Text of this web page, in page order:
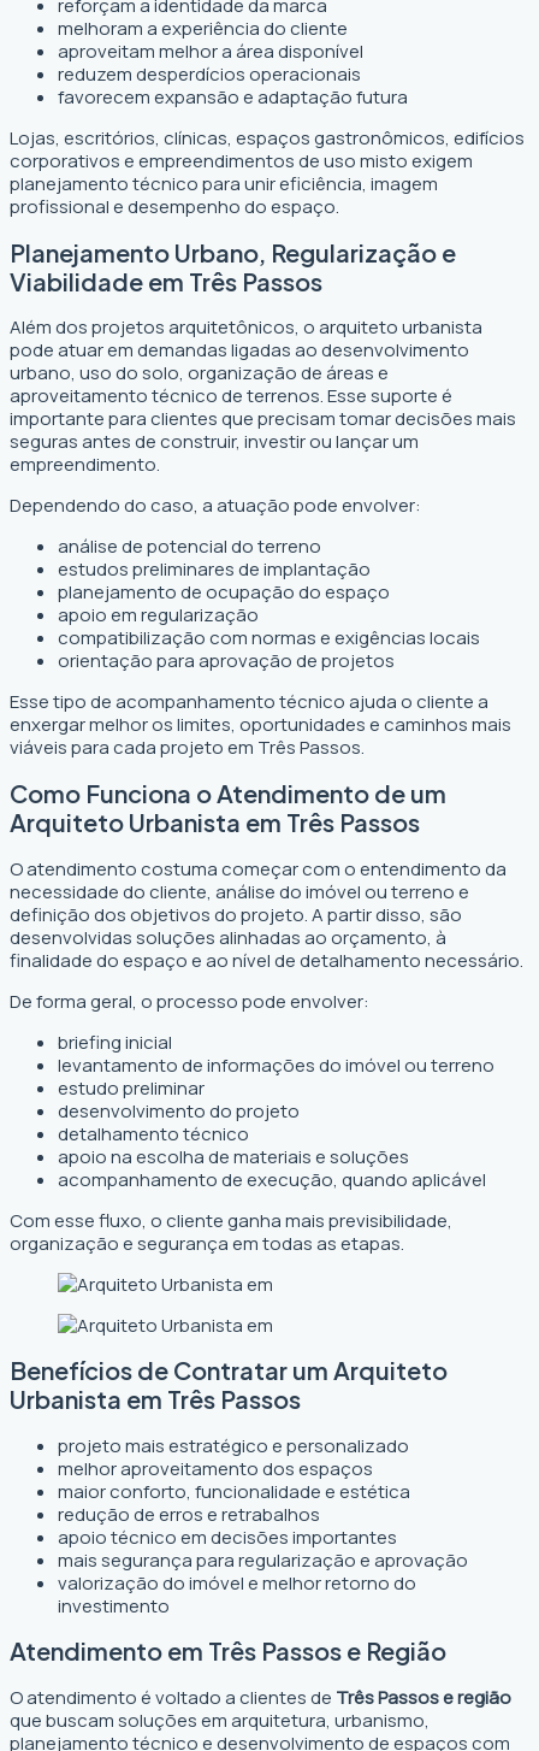
reforçam a identidade da marca
melhoram a experiência do cliente
aproveitam melhor a área disponível
reduzem desperdícios operacionais
favorecem expansão e adaptação futura
Lojas, escritórios, clínicas, espaços gastronômicos, edifícios
corporativos e empreendimentos de uso misto exigem
planejamento técnico para unir eficiência, imagem
profissional e desempenho do espaço.
Planejamento Urbano, Regularização e
Viabilidade em Três Passos
Além dos projetos arquitetônicos, o arquiteto urbanista
pode atuar em demandas ligadas ao desenvolvimento
urbano, uso do solo, organização de áreas e
aproveitamento técnico de terrenos. Esse suporte é
importante para clientes que precisam tomar decisões mais
seguras antes de construir, investir ou lançar um
empreendimento.
Dependendo do caso, a atuação pode envolver:
análise de potencial do terreno
estudos preliminares de implantação
planejamento de ocupação do espaço
apoio em regularização
compatibilização com normas e exigências locais
orientação para aprovação de projetos
Esse tipo de acompanhamento técnico ajuda o cliente a
enxergar melhor os limites, oportunidades e caminhos mais
viáveis para cada projeto em Três Passos.
Como Funciona o Atendimento de um
Arquiteto Urbanista em Três Passos
O atendimento costuma começar com o entendimento da
necessidade do cliente, análise do imóvel ou terreno e
definição dos objetivos do projeto. A partir disso, são
desenvolvidas soluções alinhadas ao orçamento, à
finalidade do espaço e ao nível de detalhamento necessário.
De forma geral, o processo pode envolver:
briefing inicial
levantamento de informações do imóvel ou terreno
estudo preliminar
desenvolvimento do projeto
detalhamento técnico
apoio na escolha de materiais e soluções
acompanhamento de execução, quando aplicável
Com esse fluxo, o cliente ganha mais previsibilidade,
organização e segurança em todas as etapas.
Benefícios de Contratar um Arquiteto
Urbanista em Três Passos
projeto mais estratégico e personalizado
melhor aproveitamento dos espaços
maior conforto, funcionalidade e estética
redução de erros e retrabalhos
apoio técnico em decisões importantes
mais segurança para regularização e aprovação
valorização do imóvel e melhor retorno do
investimento
Atendimento em Três Passos e Região
O atendimento é voltado a clientes de Três Passos e região
que buscam soluções em arquitetura, urbanismo,
planejamento técnico e desenvolvimento de espaços com